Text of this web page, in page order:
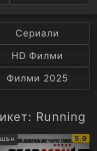
Ф
С
А
Сериали
HD Филми
Филми 2025
Running
IMDb
5.9